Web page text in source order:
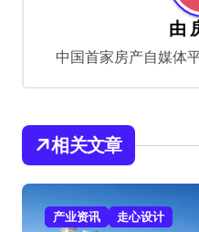
由
中国首家房产自媒体
相关文章
产业资讯 走心设计